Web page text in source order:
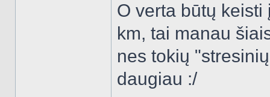
O verta būtų
km, tai manau
nes tokių
daugiau :/